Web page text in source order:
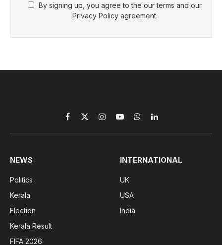
By signing up, you agree to the our terms and our
Privacy Policy agreement.
Facebook
X
(Twitter)
InstagramYouTubeWhatsAppLinkedIn
NEWS
Politics
Kerala
Election
Kerala Result
FIFA 2026
INTERNATIONAL
UK
USA
India